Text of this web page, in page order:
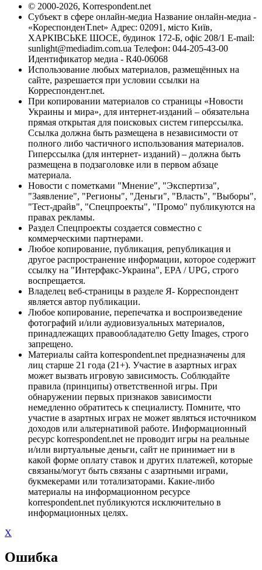
© 2000-2026, Korrespondent.net
Субъект в сфере онлайн-медиа Название онлайн-медиа -
«КореспонденТ.net» Адрес: 02091, місто Київ,
ХАРКІВСЬКЕ ШОСЕ, будинок 172-Б, офіс 208/1 E-mail:
sunlight@mediadim.com.ua Телефон: 044-205-43-00
Идентификатор медиа - R40-06068
Использование любых материалов, размещённых на
сайте, разрешается при условии ссылки на
Корреспондент.net.
При копировании материалов со страницы «Новости
Украины и мира», для интернет-изданий – обязательна
прямая открытая для поисковых систем гиперссылка.
Ссылка должна быть размещена в независимости от
полного либо частичного использования материалов.
Гиперссылка (для интернет- изданий) – должна быть
размещена в подзаголовке или в первом абзаце
материала.
Новости с пометками "Мнение", "Экспертиза",
"Заявление", "Регионы", "Деньги", "Власть", "Выборы",
"Тест-драйв", "Спецпроекты", "Промо" публикуются на
правах рекламы.
Раздел Спецпроекты создается совместно с
коммерческими партнерами.
Любое копирование, публикация, републикация и
другое распространение информации, которое содержит
ссылку на "Интерфакс-Украина", EPA / UPG, строго
воспрещается.
Владелец веб-страницы в разделе Я- Корреспондент
является автор публикации.
Любое копирование, перепечатка и воспроизведение
фотографий и/или аудиовизуальных материалов,
принадлежащих правообладателю Getty Images, строго
запрещено.
Материалы сайта korrespondent.net предназначены для
лиц старше 21 года (21+). Участие в азартных играх
может вызвать игровую зависимость. Соблюдайте
правила (принципы) ответственной игры. При
обнаружении первых признаков зависимости
немедленно обратитесь к специалисту. Помните, что
участие в азартных играх не может являться источником
доходов или альтернативой работе. Информационный
ресурс korrespondent.net не проводит игры на реальные
и/или виртуальные деньги, сайт не принимает ни в
какой форме оплату ставок и других платежей, которые
связаны/могут быть связаны с азартными играми,
букмекерами или тотализаторами. Какие-либо
материалы на информационном ресурсе
korrespondent.net публикуются исключительно в
информационных целях.
X
Ошибка